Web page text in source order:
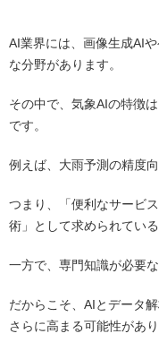
AI業界には、画像生成AI
な分野があります。
その中で、気象AIの特徴
です。
例えば、大雨予測の精度
つまり、「便利なサービ
術」として求められている
一方で、専門知識が必要
だからこそ、AIとデータ
さらに高まる可能性があり